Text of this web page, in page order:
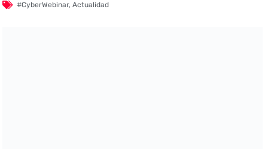
#CyberWebinar,Actualidad